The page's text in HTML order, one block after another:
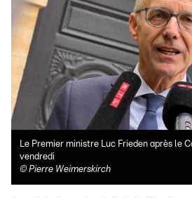
Le Premier ministre Luc Frieden après le
vendredi
© Pierre Weimerskirch